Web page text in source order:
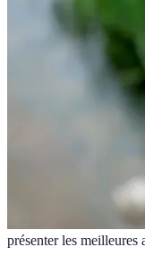
présenter les meilleures